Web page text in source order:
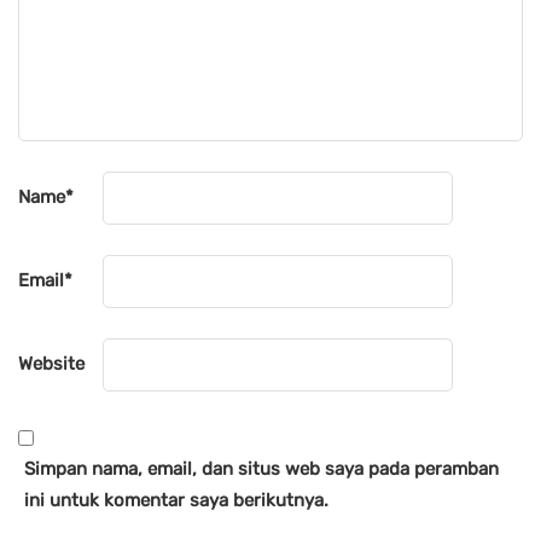
Name*
Email*
Website
Simpan nama, email, dan situs web saya pada peramban
ini untuk komentar saya berikutnya.